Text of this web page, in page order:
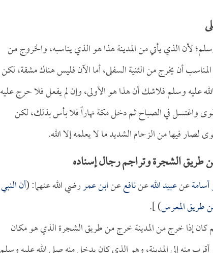
لأن الذي يأتي من المدينة هذا هو الذي يناسبه، والخروج من
أن يخرج من الثنية السفلى، أما الآن فليس هناك مشقة، لكن
عليه وسلم فلاشك أن هذا هو الأولى، وإن لم يفعل فلا حرج عليه
واغتسل في الصباح ثم دخل مكة نهاراً فلا بأس بذلك، لكن
فيها من الزحام الشديد ما لا يعلمه إلا الله.
الشجرة وتراجم رجال إسناده
أسامةعنعبيد اللهعننافععنابن عمررضي الله عنهما: (أن النبي
طريق المعرس) ].
كان إذا خرج من المدينة خرج من طريق الشجرة الذي هو مكان